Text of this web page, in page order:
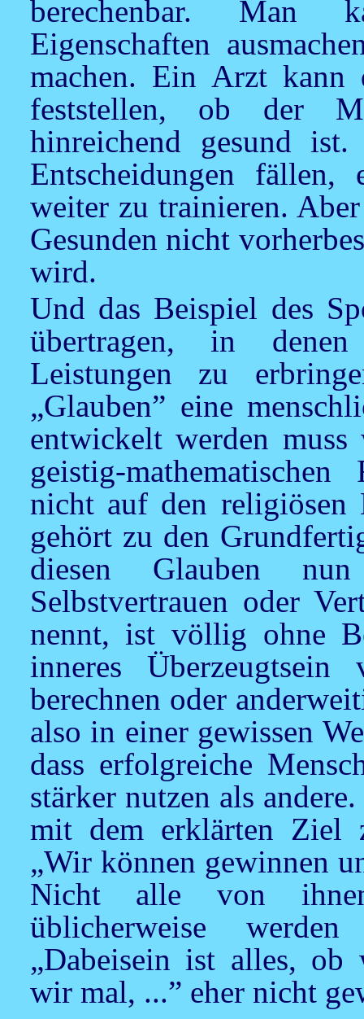
berechenbar. Man
Eigenschaften
machen. Ein Arzt kann
feststellen, ob der
hinreichend gesund
Entscheidungen fällen,
weiter zu trainieren.
Gesunden nicht
wird.
Und das Beispiel des
übertragen, in
Leistungen zu
„Glauben” eine
entwickelt werden
geistig-
nicht auf den religiösen
gehört zu den
diesen Glauben
Selbstvertrauen oder
nennt, ist völlig ohne
inneres
berechnen oder
also in einer gewissen
dass erfolgreiche
stärker nutzen als
mit dem erklärten Ziel
„Wir können gewinnen
Nicht alle von
üblicherweise
„Dabeisein ist alles, ob
wir mal, ...” eher nicht